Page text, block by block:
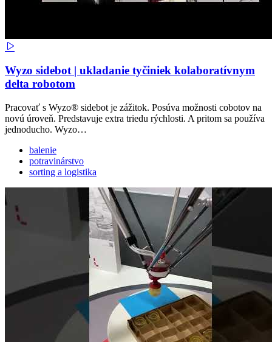
Wyzo sidebot | ukladanie tyčiniek kolaboratívnym
delta robotom
Pracovať s Wyzo® sidebot je zážitok. Posúva možnosti cobotov na
novú úroveň. Predstavuje extra triedu rýchlosti. A pritom sa používa
jednoducho. Wyzo…
balenie
potravinárstvo
sorting a logistika